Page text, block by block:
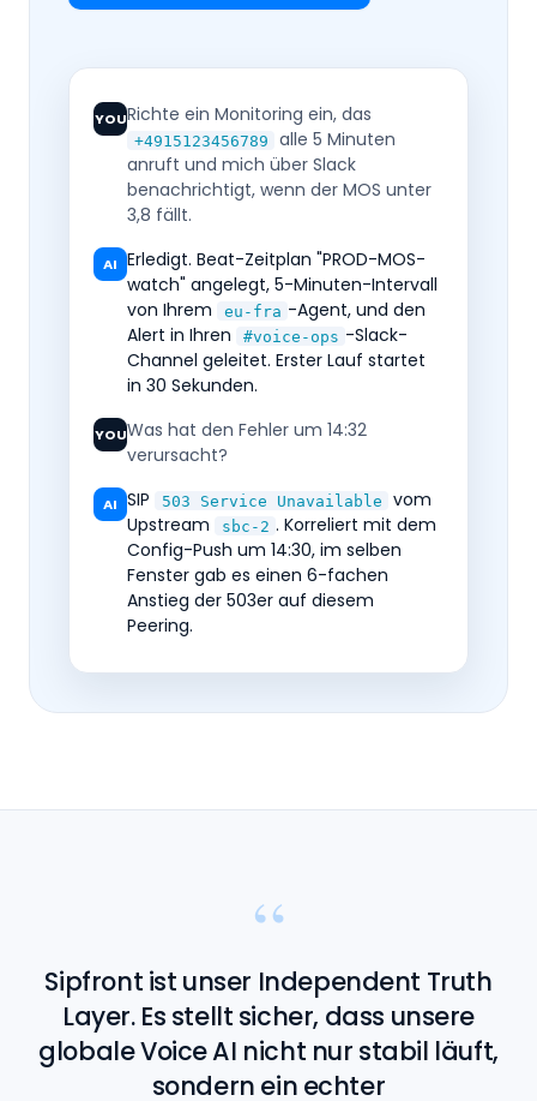
YOURichte ein Monitoring ein, das
+4915123456789
alle 5 Minuten
anruft und mich über Slack
benachrichtigt, wenn der MOS unter
3,8 fällt.
AI Erledigt. Beat-Zeitplan "PROD-MOS-
watch" angelegt, 5-Minuten-Intervall
von Ihrem
eu-fra -Agent, und den
Alert in Ihren
#voice-ops -Slack-
Channel geleitet. Erster Lauf startet
in 30 Sekunden.
YOUWas hat den Fehler um 14:32
verursacht?
AI SIP 503 Service Unavailable
vom
Upstream
sbc-2 . Korreliert mit dem
Config-Push um 14:30, im selben
Fenster gab es einen 6-fachen
Anstieg der 503er auf diesem
Peering.
“
Sipfront ist unser Independent Truth
Layer. Es stellt sicher, dass unsere
globale Voice AI nicht nur stabil läuft,
sondern ein echter